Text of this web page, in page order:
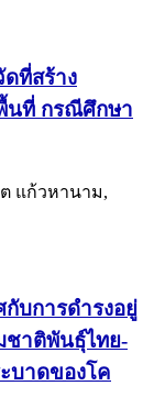
ที่สร้าง
นที่ กรณีศึกษา
แก้วหานาม,
บการดำรงอยู่
ชาติพันธุ์ไทย-
บาดของโค